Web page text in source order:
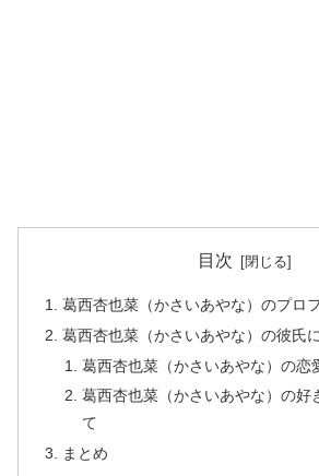
目次
葛西杏也菜（かさいあやな）のプロ
葛西杏也菜（かさいあやな）の彼氏
葛西杏也菜（かさいあやな）の恋
葛西杏也菜（かさいあやな）の好
て
まとめ